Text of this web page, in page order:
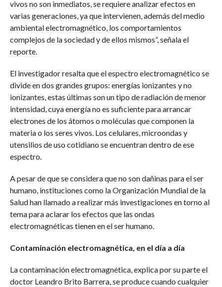
vivos no son inmediatos, se requiere analizar efectos en
varias generaciones, ya que intervienen, además del medio
ambiental electromagnético, los comportamientos
complejos de la sociedad y de ellos mismos”, señala el
reporte.
El investigador resalta que el espectro electromagnético se
divide en dos grandes grupos: energías ionizantes y no
ionizantes, estas últimas son un tipo de radiación de menor
intensidad, cuya energía no es suficiente para arrancar
electrones de los átomos o moléculas que componen la
materia o los seres vivos. Los celulares, microondas y
utensilios de uso cotidiano se encuentran dentro de ese
espectro.
A pesar de que se considera que no son dañinas para el ser
humano, instituciones como la Organización Mundial de la
Salud han llamado a realizar más investigaciones en torno al
tema para aclarar los efectos que las ondas
electromagnéticas tienen en el ser humano.
Contaminación electromagnética, en el día a día
La contaminación electromagnética, explica por su parte el
doctor Leandro Brito Barrera, se produce cuando cualquier